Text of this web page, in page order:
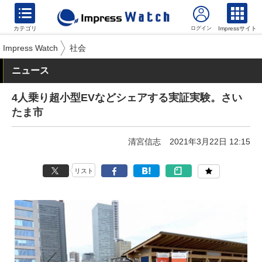
カテゴリ Impressサイト
Impress Watch 社会
ニュース
4人乗り超小型EVなどシェアする実証実験。さい
たま市
清宮信志 2021年3月22日 12:15
リスト